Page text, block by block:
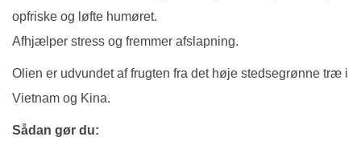
opfriske og løfte humøret.
Afhjælper stress og fremmer afslapning.
Olien er udvundet af frugten fra det høje stedsegrønne træ i
Vietnam og Kina.
Sådan gør du: